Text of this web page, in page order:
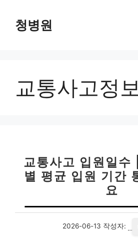
청병원
교통사고정
교통사고 입원일수
별 평균 입원 기간
요
2026-06-13 작성자: